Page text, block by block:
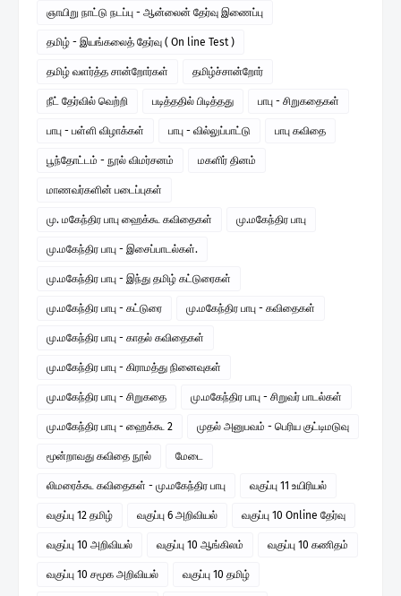
ஞாயிறு நாட்டு நடப்பு - ஆன்லைன் தேர்வு இணைப்பு
தமிழ் - இயங்கலைத் தேர்வு ( On line Test )
தமிழ் வளர்த்த சான்றோர்கள் தமிழ்ச்சான்றோர்
நீட் தேர்வில் வெற்றி படித்ததில் பிடித்தது பாபு - சிறுகதைகள்
பாபு - பள்ளி விழாக்கள் பாபு - வில்லுப்பாட்டு பாபு கவிதை
பூந்தோட்டம் - நூல் விமர்சனம் மகளிர் தினம்
மாணவர்களின் படைப்புகள்
மு. மகேந்திர பாபு ஹைக்கூ கவிதைகள் மு.மகேந்திர பாபு
மு.மகேந்திர பாபு - இசைப்பாடல்கள்.
மு.மகேந்திர பாபு - இந்து தமிழ் கட்டுரைகள்
மு.மகேந்திர பாபு - கட்டுரை மு.மகேந்திர பாபு - கவிதைகள்
மு.மகேந்திர பாபு - காதல் கவிதைகள்
மு.மகேந்திர பாபு - கிராமத்து நினைவுகள்
மு.மகேந்திர பாபு - சிறுகதை மு.மகேந்திர பாபு - சிறுவர் பாடல்கள்
மு.மகேந்திர பாபு - ஹைக்கூ 2 முதல் அனுபவம் - பெரிய குட்டிமடுவு
மூன்றாவது கவிதை நூல் மேடை
லிமரைக்கூ கவிதைகள் - மு.மகேந்திர பாபு வகுப்பு 11 உயிரியல்
வகுப்பு 12 தமிழ் வகுப்பு 6 அறிவியல் வகுப்பு 10 Online தேர்வு
வகுப்பு 10 அறிவியல் வகுப்பு 10 ஆங்கிலம் வகுப்பு 10 கணிதம்
வகுப்பு 10 சமூக அறிவியல் வகுப்பு 10 தமிழ்